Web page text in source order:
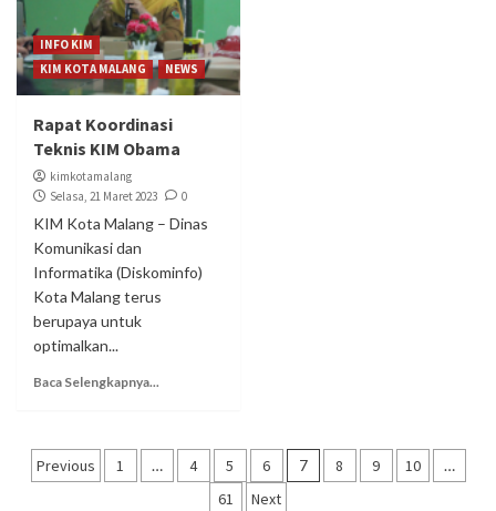
INFO KIM
KIM KOTA MALANG
NEWS
Rapat Koordinasi
Teknis KIM Obama
kimkotamalang
Selasa, 21 Maret 2023
0
KIM Kota Malang – Dinas
Komunikasi dan
Informatika (Diskominfo)
Kota Malang terus
berupaya untuk
optimalkan...
Baca Selengkapnya...
Navigasi
Previous 1 … 4 5 6 7 8 9 10 …
61 Next